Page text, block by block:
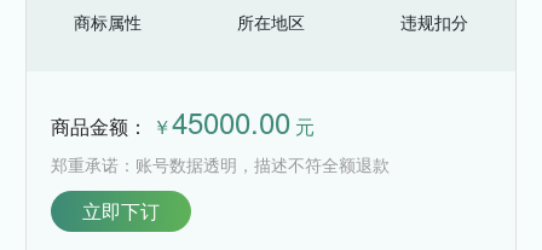
商标属性 所在地区 违规扣分
商品金额： ￥45000.00 元
郑重承诺：账号数据透明，描述不符全额退款
立即下订